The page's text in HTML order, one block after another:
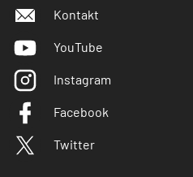
Kontakt
YouTube
Instagram
Facebook
Twitter